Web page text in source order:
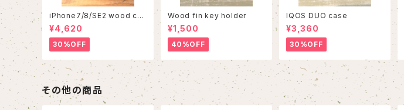
iPhone7/8/SE2 wood cas
e 86
¥4,620
30%OFF
Wood fin key holder
¥1,500
40%OFF
IQOS DUO case
¥3,360
30%OFF
その他の商品